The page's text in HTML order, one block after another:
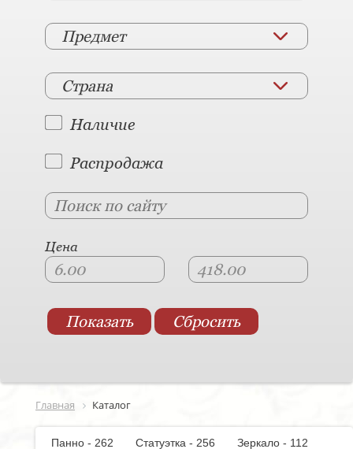
Предмет
Страна
Наличие
Распродажа
Цена
Главная Каталог
Панно - 262 Статуэтка - 256
Зеркало - 112